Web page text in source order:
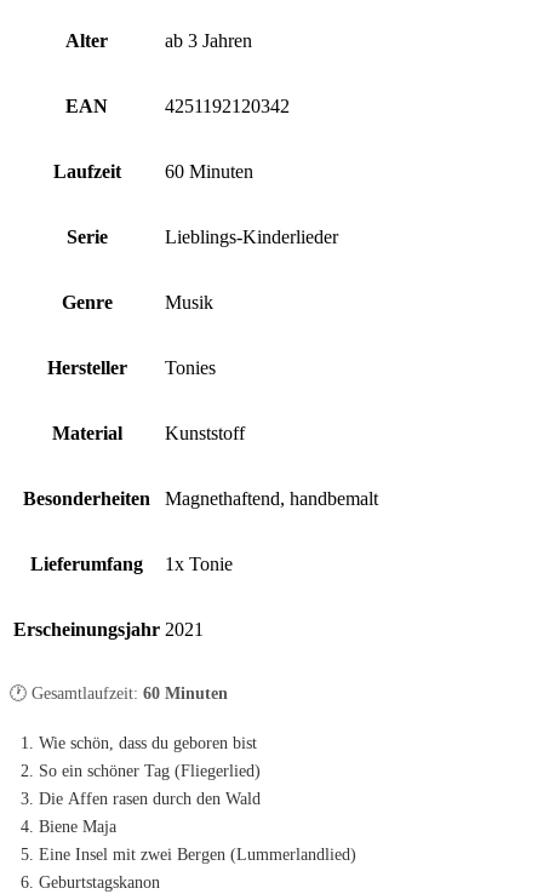
Alter ab 3 Jahren
EAN 4251192120342
Laufzeit 60 Minuten
Serie Lieblings-Kinderlieder
Genre Musik
Hersteller Tonies
Material Kunststoff
Besonderheiten Magnethaftend, handbemalt
Lieferumfang 1x Tonie
Erscheinungsjahr 2021
🕐 Gesamtlaufzeit: 60 Minuten
Wie schön, dass du geboren bist
So ein schöner Tag (Fliegerlied)
Die Affen rasen durch den Wald
Biene Maja
Eine Insel mit zwei Bergen (Lummerlandlied)
Geburtstagskanon